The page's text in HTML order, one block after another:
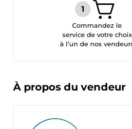
Commandez le
service de votre choix
à l’un de nos
À propos du vendeur